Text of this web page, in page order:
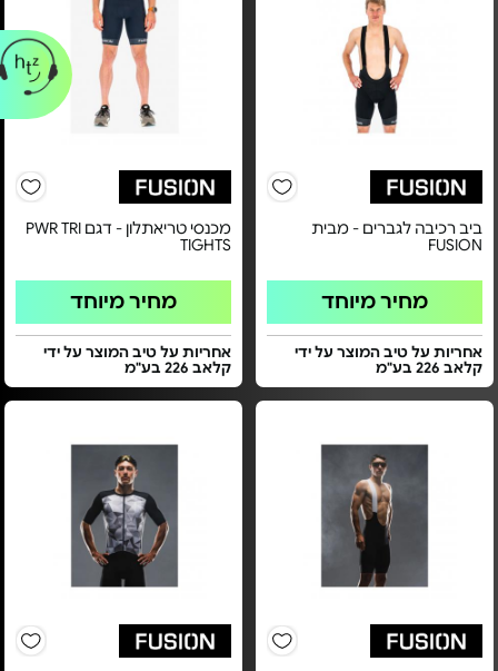
ביב רכיבה לגברים - מבית
FUSION
מחיר מיוחד
אחריות על טיב המוצר על ידי
קלאב 226 בע"מ
מכנסי טריאתלון - דגם PWR TRI
TIGHTS
מחיר מיוחד
אחריות על טיב המוצר על ידי
קלאב 226 בע"מ